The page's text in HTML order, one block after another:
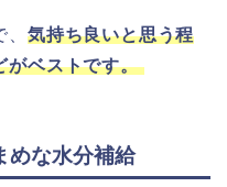
、気持ち良いと思う程
がベストです。
めな水分補給